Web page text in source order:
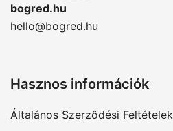
bogred.hu
hello@bogred.hu
Hasznos információk
Általános Szerződési Feltételek